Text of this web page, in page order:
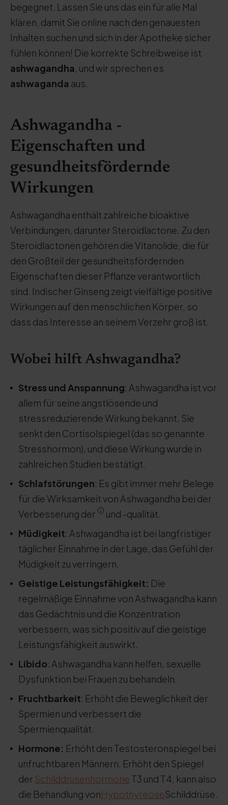
begegnet. Lassen Sie uns das ein für alle Mal
klären, damit Sie online nach den genauesten
Inhalten suchen und sich in der Apotheke sicher
fühlen können! Die korrekte Schreibweise ist
ashwagandha, und wir sprechen es
ashwaganda aus.
Ashwagandha -
Eigenschaften und
gesundheitsfördernde
Wirkungen
Ashwagandha enthält zahlreiche bioaktive
Verbindungen, darunter Steroidlactone. Zu den
Steroidlactonen gehören die Vitanolide, die für
den Großteil der gesundheitsfördernden
Eigenschaften dieser Pflanze verantwortlich
sind. Indischer Ginseng zeigt vielfältige positive
Wirkungen auf den menschlichen Körper, so
dass das Interesse an seinem Verzehr groß ist.
Wobei hilft Ashwagandha?
Stress und Anspannung: Ashwagandha ist vor
allem für seine angstlösende und
stressreduzierende Wirkung bekannt. Sie
senkt den Cortisolspiegel (das so genannte
Stresshormon), und diese Wirkung wurde in
zahlreichen Studien bestätigt.
Schlafstörungen: Es gibt immer mehr Belege
für die Wirksamkeit von Ashwagandha bei der
Verbesserung der
und -qualität.
Müdigkeit: Ashwagandha ist bei langfristiger
täglicher Einnahme in der Lage, das Gefühl der
Müdigkeit zu verringern.
Geistige Leistungsfähigkeit: Die
regelmäßige Einnahme von Ashwagandha kann
das Gedächtnis und die Konzentration
verbessern, was sich positiv auf die geistige
Leistungsfähigkeit auswirkt.
Libido: Ashwagandha kann helfen, sexuelle
Dysfunktion bei Frauen zu behandeln.
Fruchtbarkeit: Erhöht die Beweglichkeit der
Spermien und verbessert die
Spermienqualität.
Hormone: Erhöht den Testosteronspiegel bei
unfruchtbaren Männern. Erhöht den Spiegel
der Schilddrüsenhormone T3 und T4, kann also
die Behandlung vonHypothyreoseSchilddrüse.